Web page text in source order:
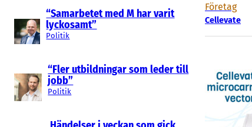
“Samarbetet med M har varit
lyckosamt”
Politik
“Fler utbildningar som leder till
jobb”
Politik
Företag
Cellevate